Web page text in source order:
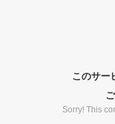
このサー
Sorry! This